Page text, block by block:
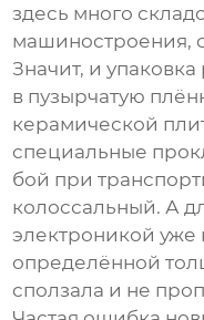
здесь много
машиностроения,
Значит, и
в пузырчатую
керамической
специальные
бой при
колоссальный. А
электроникой уже
определённой
сползала и не